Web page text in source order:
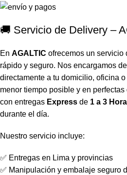
🚚 Servicio de Delivery –
En AGALTIC ofrecemos un servicio
rápido y seguro. Nos encargamos
directamente a tu domicilio, oficina
menor tiempo posible y en
con entregas Express de 1 a 3
durante el día.
Nuestro servicio incluye:
✅ Entregas en Lima y provincias
✅ Manipulación y embalaje seguro